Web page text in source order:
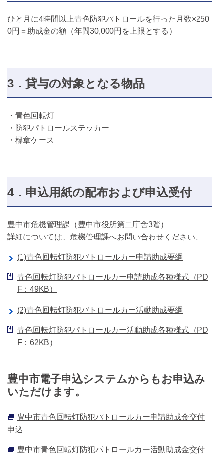
ひと月に4時間以上青色防犯パトロールを行った月数×250
0円＝助成金の額（年間30,000円を上限とする）
3．貸与の対象となる物品
・青色回転灯
・防犯パトロールステッカー
・標章ケース
4．申込用紙の配布および申込受付
豊中市危機管理課（豊中市役所第二庁舎3階）
詳細については、危機管理課へお問い合わせください。
(1)青色回転灯防犯パトロールカー申請助成要綱
青色回転灯防犯パトロールカー申請助成各種様式（PD
F：49KB）
(2)青色回転灯防犯パトロールカー活動助成要綱
青色回転灯防犯パトロールカー活動助成各種様式（PD
F：62KB）
豊中市電子申込システムからもお申込み
いただけます。
豊中市青色回転灯防犯パトロールカー申請助成金交付
申込
豊中市青色回転灯防犯パトロールカー活動助成金交付